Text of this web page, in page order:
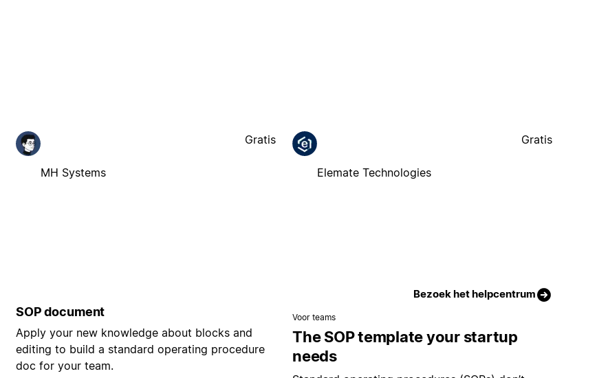
MH Systems
Gratis
Elemate Technologies
Gratis
Bezoek het helpcentrum
SOP document
Apply your new knowledge about blocks and
editing to build a standard operating procedure
doc for your team.
Voor teams
The SOP template your startup
needs